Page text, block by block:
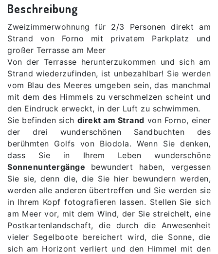
Beschreibung
Zweizimmerwohnung für 2/3 Personen direkt am
Strand von Forno mit privatem Parkplatz und
großer Terrasse am Meer
Von der Terrasse herunterzukommen und sich am
Strand wiederzufinden, ist unbezahlbar! Sie werden
vom Blau des Meeres umgeben sein, das manchmal
mit dem des Himmels zu verschmelzen scheint und
den Eindruck erweckt, in der Luft zu schwimmen.
Sie befinden sich direkt am Strand von Forno, einer
der drei wunderschönen Sandbuchten des
berühmten Golfs von Biodola. Wenn Sie denken,
dass Sie in Ihrem Leben wunderschöne
Sonnenuntergänge bewundert haben, vergessen
Sie sie, denn die, die Sie hier bewundern werden,
werden alle anderen übertreffen und Sie werden sie
in Ihrem Kopf fotografieren lassen. Stellen Sie sich
am Meer vor, mit dem Wind, der Sie streichelt, eine
Postkartenlandschaft, die durch die Anwesenheit
vieler Segelboote bereichert wird, die Sonne, die
sich am Horizont verliert und den Himmel mit den